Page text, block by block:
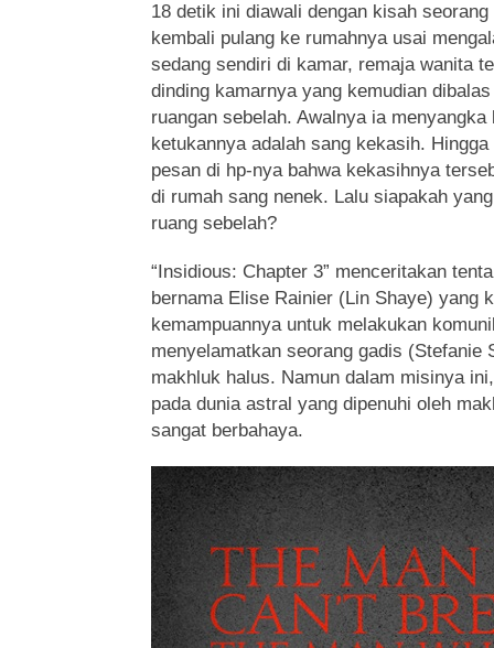
18 detik ini diawali dengan kisah
kembali pulang ke rumahnya usai
sedang sendiri di kamar, remaja wanita
dinding kamarnya yang kemudian
ruangan sebelah. Awalnya ia
ketukannya adalah sang kekasih.
pesan di hp-nya bahwa kekasihnya
di rumah sang nenek. Lalu siapakah
ruang sebelah?
“Insidious: Chapter 3” menceritakan
bernama Elise Rainier (Lin Shaye) yang
kemampuannya untuk melakukan
menyelamatkan seorang gadis (Stefanie
makhluk halus. Namun dalam misinya
pada dunia astral yang dipenuhi oleh
sangat berbahaya.